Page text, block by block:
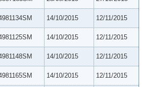
14/10/2015 12/11/2015
14/10/2015 12/11/2015
14/10/2015 12/11/2015
14/10/2015 12/11/2015